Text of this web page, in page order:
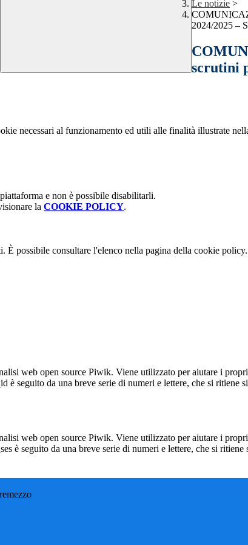
Le notizie >
2024/2025 –
scrutini
necessari al funzionamento ed utili alle finalità illustrate
e non è possibile disabilitarli.
la COOKIE POLICY.
È possibile consultare l'elenco nella pagina della cookie policy.
web open source Piwik. Viene utilizzato per aiutare i
seguito da una breve serie di numeri e lettere, che si
web open source Piwik. Viene utilizzato per aiutare i
è seguito da una breve serie di numeri e lettere, che si